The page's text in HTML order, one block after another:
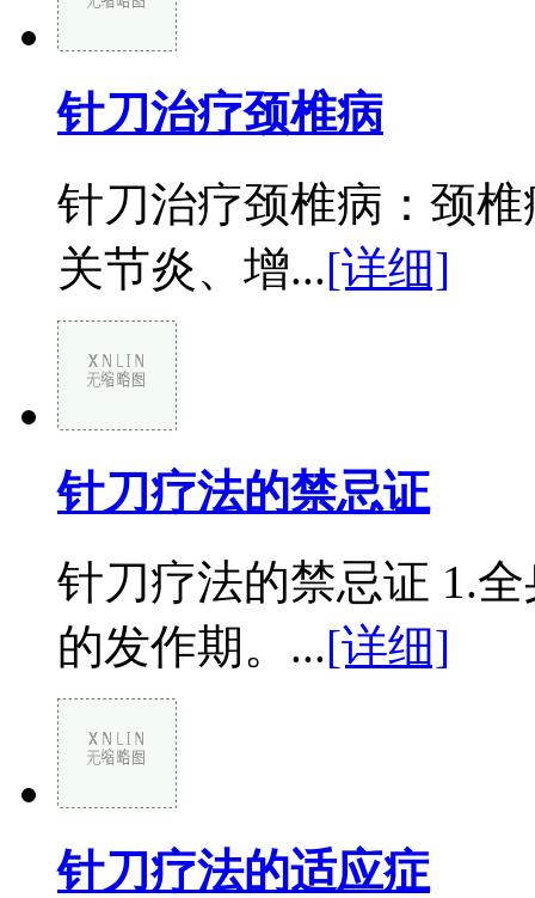
针刀治疗颈椎病
针刀治疗颈椎病：颈
关节炎、增...[详细]
针刀疗法的禁忌证
针刀疗法的禁忌证 1.
的发作期。...[详细]
针刀疗法的适应症